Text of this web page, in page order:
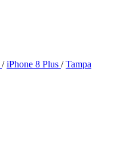
/ iPhone 8 Plus / Tampa